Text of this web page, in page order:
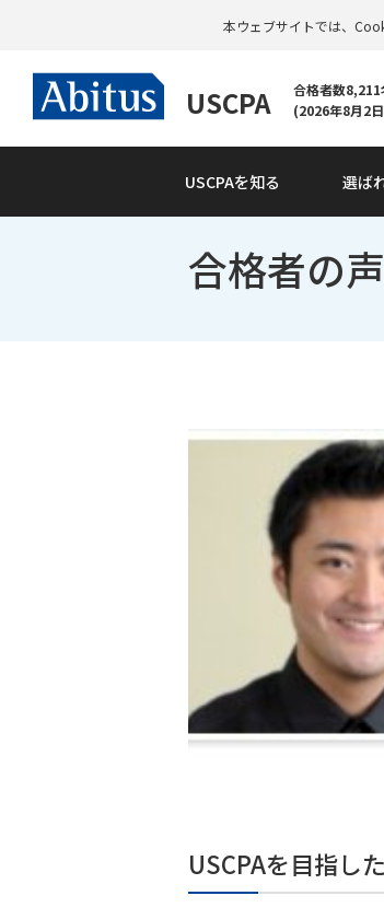
本ウェブサイトでは、
USCPA
合格者数8,211
(2026年8月2
USCPAを知る 選ば
合格者の声
USCPAを目指し